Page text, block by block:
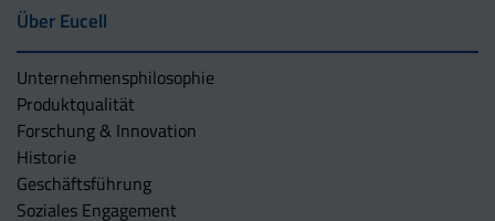
Über Eucell
Unternehmens­philosophie
Produktqualität
Forschung & Innovation
Historie
Geschäftsführung
Soziales Engagement